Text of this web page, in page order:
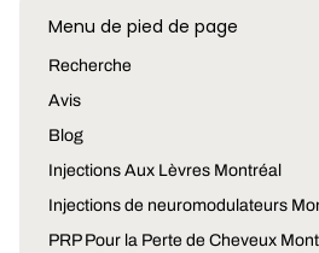
Menu de pied de page
Recherche
Avis
Blog
Injections Aux Lèvres Montréal
Injections de neuromodulateurs
PRP Pour la Perte de Cheveux